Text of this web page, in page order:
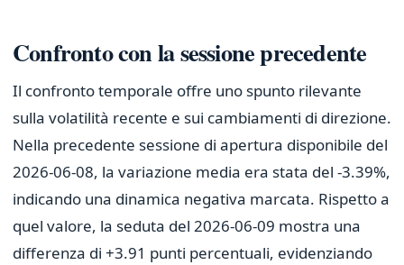
Confronto con la sessione precedente
Il confronto temporale offre uno spunto rilevante
sulla volatilità recente e sui cambiamenti di direzione.
Nella precedente sessione di apertura disponibile del
2026-06-08, la variazione media era stata del -3.39%,
indicando una dinamica negativa marcata. Rispetto a
quel valore, la seduta del 2026-06-09 mostra una
differenza di +3.91 punti percentuali, evidenziando